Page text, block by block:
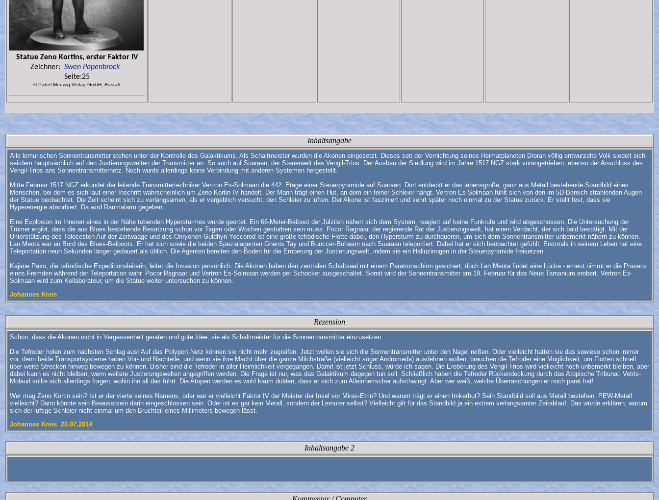
Statue Zeno Kortins, erster Faktor IV
Zeichner: Swen Papenbrock
Seite:25
© Pabel-Moewig Verlag GmbH, Rastatt
Inhaltsangabe
Alle lemurischen Sonnentransmitter stehen unter der Kontrolle des Galaktikums. Als Schaltmeister wurden die Akonen eingesetzt. Dieses seit der Vernichtung seines Heimatplaneten Drorah völlig entwurzelte Volk siedelt sich
seitdem hauptsächlich auf den Justierungswelten der Transmitter an. So auch auf Suaraan, der Steuerwelt des Vengil-Trios. Der Ausbau der Siedlung wird im Jahre 1517 NGZ stark vorangetrieben, ebenso der Anschluss des
Vengil-Trios ans Sonnentransmitternetz. Noch wurde allerdings keine Verbindung mit anderen Systemen hergestellt.
Mitte Februar 1517 NGZ erkundet der leitende Transmittertechniker Vertron Es-Solmaan die 442. Etage einer Steuerpyramide auf Suaraan. Dort entdeckt er das lebensgroße, ganz aus Metall bestehende Standbild eines
Menschen, bei dem es sich laut einer Inschrift wahrscheinlich um Zeno Kortin IV handelt. Der Mann trägt einen Hut, an dem ein feiner Schleier hängt. Vertron Es-Solmaan fühlt sich von den im 5D-Bereich strahlenden Augen
der Statue beobachtet. Die Zeit scheint sich zu verlangsamen, als er vergeblich versucht, den Schleier zu lüften. Der Akone ist fasziniert und kehrt später noch einmal zu der Statue zurück. Er stellt fest, dass sie
Hyperenergie absorbiert. Da wird Raumalarm gegeben.
Eine Explosion im Inneren eines in der Nähe tobenden Hypersturmes wurde geortet. Ein 66-Meter-Beiboot der Jülziish nähert sich dem System, reagiert auf keine Funkrufe und wird abgeschossen. Die Untersuchung der
Trümer ergibt, dass die aus Blues bestehende Besatzung schon vor Tagen oder Wochen gestorben sein muss. Pocor Ragnaar, der regierende Rat der Justierungswelt, hat einen Verdacht, der sich bald bestätigt. Mit der
Unterstützung des Tolocesten Auf der Zeitwaage und des Onryonen Guldhyn Yoccorod ist eine große tefrodische Flotte dabei, den Hypersturm zu durchqueren, um sich dem Sonnentransmitter unbemerkt nähern zu können.
Lan Meota war an Bord des Blues-Beiboots. Er hat sich sowie die beiden Spezialagenten Ghenis Tay und Bunccer-Buhaam nach Suaraan teleportiert. Dabei hat er sich beobachtet gefühlt. Erstmals in seinem Leben hat eine
Teleportation neun Sekunden länger gedauert als üblich. Die Agenten bereiten den Boden für die Eroberung der Justierungswelt, indem sie ein Halluzinogen in der Steuerpyramide freisetzen.
Kajane Paxo, die tefrodische Expeditionsleiterin, leitet die Invasion persönlich. Die Akonen haben den zentralen Schaltsaal mit einem Paratronschirm gesichert, doch Lan Meota findet eine Lücke - erneut nimmt er die Präsenz
eines Fremden während der Teleportation wahr. Pocor Ragnaar und Vertron Es-Solmaan werden per Schocker ausgeschaltet. Somit wird der Sonnentransmitter am 19. Februar für das Neue Tamanium erobert. Vertron Es-
Solmaan wird zum Kollaborateur, um die Statue weiter untersuchen zu können.
Johannes Kreis
Rezension
Schön, dass die Akonen nicht in Vergessenheit geraten und gute Idee, sie als Schaltmeister für die Sonnentransmitter einzusetzen.
Die Tefroder holen zum nächsten Schlag aus! Auf das Polyport-Netz können sie nicht mehr zugreifen. Jetzt wollen sie sich die Sonnentransmitter unter den Nagel reißen. Oder vielleicht hatten sie das sowieso schon immer
vor, denn beide Transportsysteme haben Vor- und Nachteile, und wenn sie ihre Macht über die ganze Milchstraße (vielleicht sogar Andromeda) ausdehnen wollen, brauchen die Tefroder eine Möglichkeit, um Flotten schnell
über weite Strecken hinweg bewegen zu können. Bisher sind die Tefroder in aller Heimlichkeit vorgegangen. Damit ist jetzt Schluss, würde ich sagen. Die Eroberung des Vengil-Trios wird vielleicht noch unbemerkt bleiben, aber
dabei kann es nicht bleiben, wenn weitere Justierungswelten angegriffen werden. Die Frage ist nur, was das Galaktikum dagegen tun soll. Schließlich haben die Tefroder Rückendeckung durch das Atopische Tribunal. Vetris-
Molaud sollte sich allerdings fragen, wohin ihn all das führt. Die Atopen werden es wohl kaum dulden, dass er sich zum Alleinherrscher aufschwingt. Aber wer weiß, welche Überraschungen er noch parat hat!
Wer mag Zeno Kortin sein? Ist er der vierte seines Namens, oder war er vielleicht Faktor IV der Meister der Insel vor Miras-Etrin? Und warum trägt er einen Imkerhut? Sein Standbild soll aus Metall bestehen. PEW-Metall
vielleicht? Dann könnte sein Bewusstsein darin eingeschlossen sein. Oder ist es gar kein Metall, sondern der Lemurer selbst? Vielleicht gilt für das Standbild ja ein extrem verlangsamter Zeitablauf. Das würde erklären, warum
sich der luftige Schleier nicht einmal um den Bruchteil eines Millimeters bewegen lässt.
Johannes Kreis 20.07.2014
Inhaltsangabe 2